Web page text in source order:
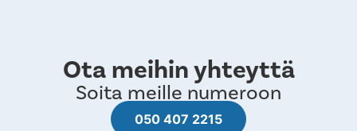
Ota meihin yhteyttä
Soita meille numeroon
050 407 2215